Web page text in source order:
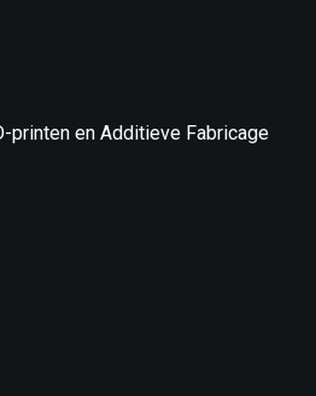
printen en Additieve Fabricage